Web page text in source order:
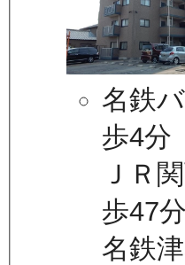
名鉄
歩4分
ＪＲ
歩47分
名鉄